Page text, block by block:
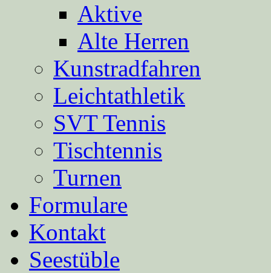
Aktive
Alte Herren
Kunstradfahren
Leichtathletik
SVT Tennis
Tischtennis
Turnen
Formulare
Kontakt
Seestüble